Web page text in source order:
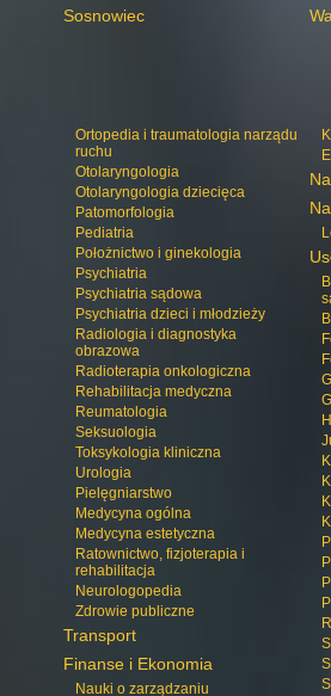
Sosnowiec
Ortopedia i traumatologia narządu
ruchu
Otolaryngologia
Otolaryngologia dziecięca
Patomorfologia
Pediatria
Położnictwo i ginekologia
Psychiatria
Psychiatria sądowa
Psychiatria dzieci i młodzieży
Radiologia i diagnostyka
obrazowa
Radioterapia onkologiczna
Rehabilitacja medyczna
Reumatologia
Seksuologia
Toksykologia kliniczna
Urologia
Pielęgniarstwo
Medycyna ogólna
Medycyna estetyczna
Ratownictwo, fizjoterapia i
rehabilitacja
Neurologopedia
Zdrowie publiczne
Transport
Finanse i Ekonomia
Nauki o zarządzaniu